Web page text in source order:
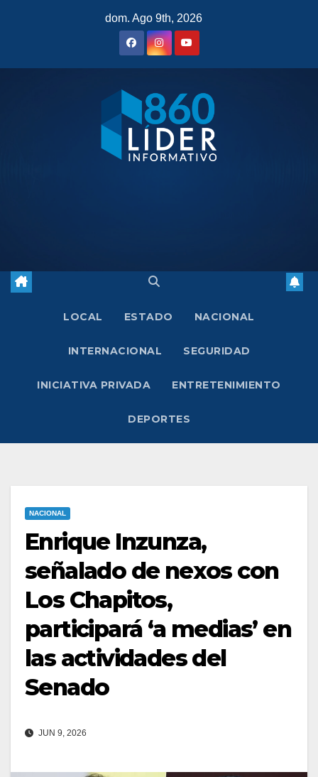
dom. Ago 9th, 2026
LOCAL ESTADO NACIONAL
INTERNACIONAL SEGURIDAD
INICIATIVA PRIVADA ENTRETENIMIENTO
DEPORTES
NACIONAL
Enrique Inzunza,
señalado de nexos con
Los Chapitos,
participará ‘a medias’ en
las actividades del
Senado
JUN 9, 2026